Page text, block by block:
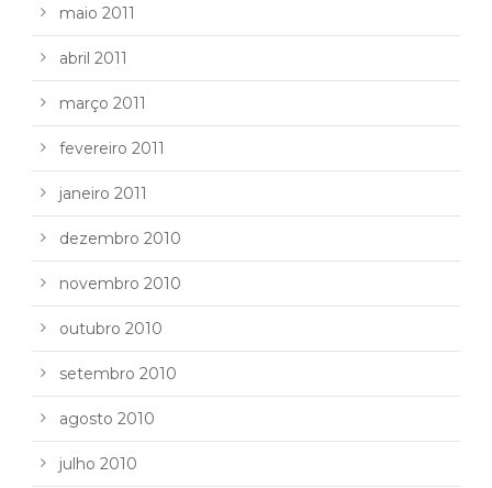
maio 2011
abril 2011
março 2011
fevereiro 2011
janeiro 2011
dezembro 2010
novembro 2010
outubro 2010
setembro 2010
agosto 2010
julho 2010